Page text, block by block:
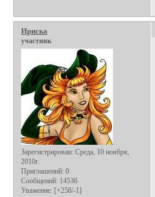
Ириска
участник
Зарегистрирован: Среда, 10 ноября,
2010г.
Приглашений: 0
Сообщений: 14536
Уважение: [+258/-1]